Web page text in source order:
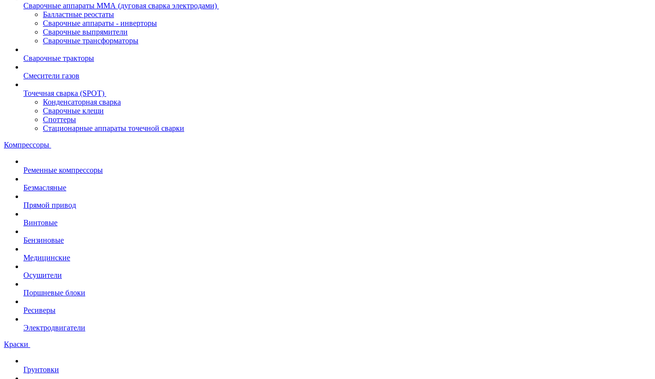
Сварочные аппараты ММА (дуговая сварка электродами)
Балластные реостаты
Сварочные аппараты - инверторы
Сварочные выпрямители
Сварочные трансформаторы
Сварочные тракторы
Смесители газов
Точечная сварка (SPOT)
Конденсаторная сварка
Сварочные клещи
Споттеры
Стационарные аппараты точечной сварки
Компрессоры
Ременные компрессоры
Безмасляные
Прямой привод
Винтовые
Бензиновые
Медицинские
Осушители
Поршневые блоки
Ресиверы
Электродвигатели
Краски
Грунтовки